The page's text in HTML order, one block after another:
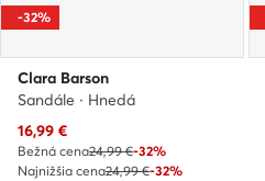
-32%
Clara Barson
Sandále · Hnedá
Aktuálna cena
16,99 €
Bežná cena24,99 €-32%
Najnižšia cena24,99 €-32%